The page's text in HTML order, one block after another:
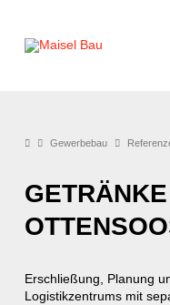
Gewerbebau
Erschließung, Planung
Logistikzentrums mit